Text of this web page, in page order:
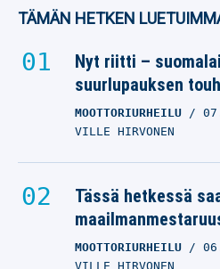
TÄMÄN HETKEN
Nyt riitti –
suurlupauksen
MOOTTORIURHEILU
VILLE HIRVONEN
Tässä hetkessä
MOOTTORIURHEILU
VILLE HIRVONEN